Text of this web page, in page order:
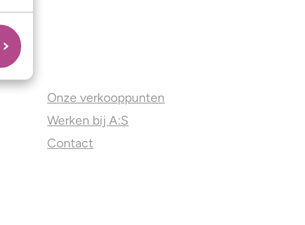
Onze verkooppunten
Werken bij A:S
Contact